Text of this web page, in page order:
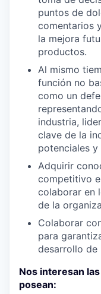
puntos de
comentarios
la mejora
productos.
Al mismo
función no
como un
industria,
clave de la
potenciales y
Adquirir
competitivo
colaborar en
de la
Colaborar
para
desarrollo de
Nos interesan
posean: